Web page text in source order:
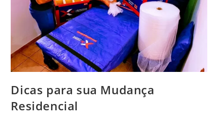
Dicas para sua Mudança
Residencial